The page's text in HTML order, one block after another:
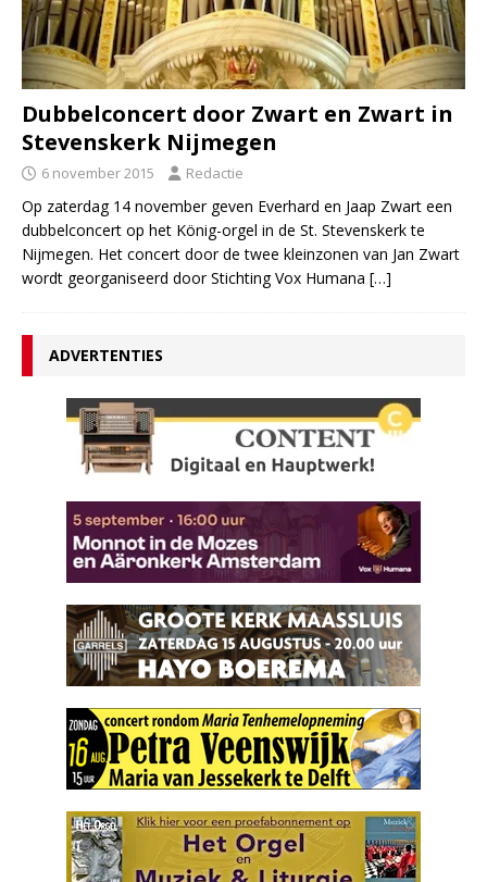
Dubbelconcert door Zwart en Zwart in
Stevenskerk Nijmegen
6 november 2015 Redactie
Op zaterdag 14 november geven Everhard en Jaap Zwart een
dubbelconcert op het König-orgel in de St. Stevenskerk te
Nijmegen. Het concert door de twee kleinzonen van Jan Zwart
wordt georganiseerd door Stichting Vox Humana […]
ADVERTENTIES